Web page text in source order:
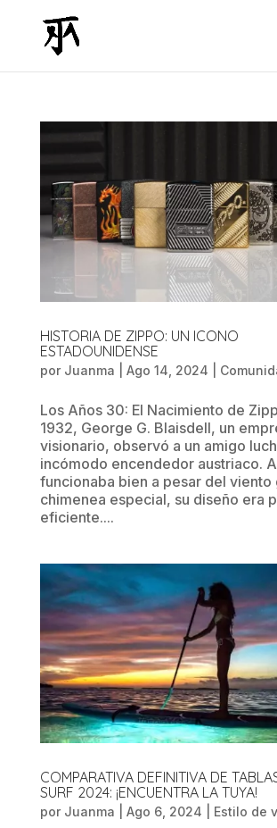
HISTORIA DE ZIPPO: UN ICONO
ESTADOUNIDENSE
por Juanma Ago 14, 2024
Los Años 30: El Nacimiento de
1932, George G. Blaisdell, un
visionario, observó a un amigo
incómodo encendedor austriaco.
funcionaba bien a pesar del viento
chimenea especial, su diseño era
eficiente....
COMPARATIVA DEFINITIVA DE
SURF 2024: ¡ENCUENTRA LA TUYA!
por Juanma Ago 6, 2024 Estilo de